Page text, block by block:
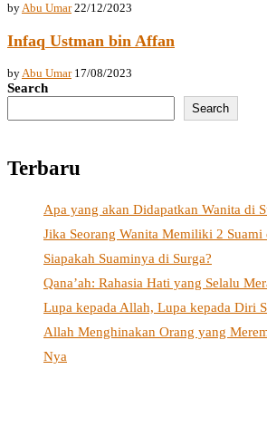
byAbu Umar 22/12/2023
Infaq Ustman bin Affan
byAbu Umar 17/08/2023
Search
Search
Terbaru
Apa yang akan Didapatkan Wanita di
Jika Seorang Wanita Memiliki 2 Suami
Siapakah Suaminya di Surga?
Qana’ah: Rahasia Hati yang Selalu
Lupa kepada Allah, Lupa kepada Diri
Allah Menghinakan Orang yang
Nya